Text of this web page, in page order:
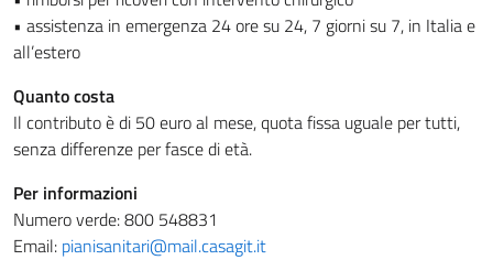
• assistenza in emergenza 24 ore su 24, 7 giorni su 7, in Italia e
all’estero
Quanto costa
Il contributo è di 50 euro al mese, quota fissa uguale per tutti,
senza differenze per fasce di età.
Per informazioni
Numero verde: 800 548831
Email: pianisanitari@mail.casagit.it